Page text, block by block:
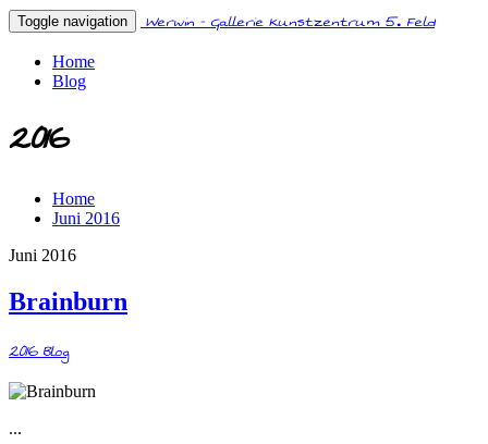
Toggle navigation Werwin - Gallerie Kunstzentrum 5. Feld
Home
Blog
2016
Home
Juni 2016
Juni 2016
Brainburn
2016Blog
...